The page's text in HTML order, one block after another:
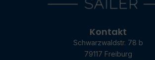
Kontakt
Schwarzwaldstr. 78 b
79117 Freiburg